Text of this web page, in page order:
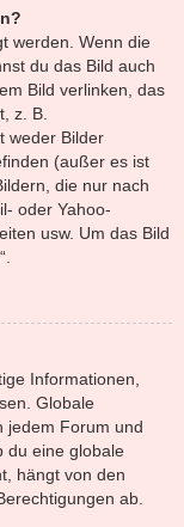
werden. Wenn die
du das Bild auch
Bild verlinken, das
z. B.
weder Bilder
(außer es ist
die nur nach
oder Yahoo-
usw. Um das Bild
Informationen,
Globale
jedem Forum und
du eine globale
hängt von den
ab.